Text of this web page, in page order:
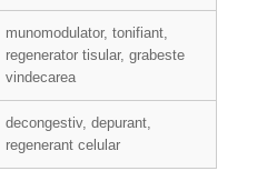
munomodulator, tonifiant,
regenerator tisular, grabeste
vindecarea
decongestiv, depurant,
regenerant celular